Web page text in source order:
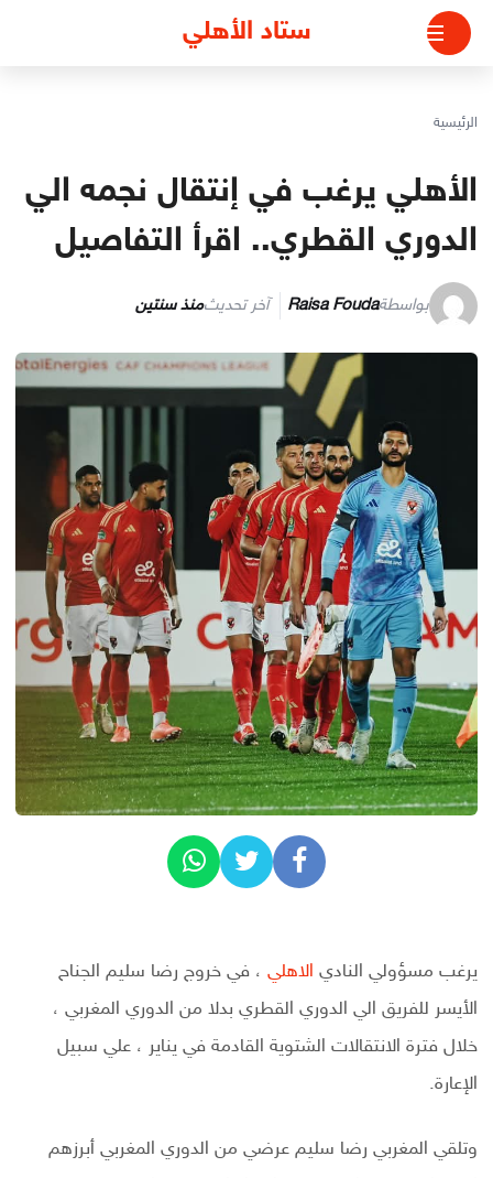
التجاوز
المحتوى
ستاد الأهلي
الرئيسية
الأهلي يرغب في إنتقال نجمه الي
الدوري القطري.. اقرأ التفاصيل
بواسطةRaisa Fouda آخر تحديثمنذ سنتين
يرغب مسؤولي النادي الاهلي ، في خروج رضا سليم الجناح
الأيسر للفريق الي الدوري القطري بدلا من الدوري المغربي ،
خلال فترة الانتقالات الشتوية القادمة في يناير ، علي سبيل
الإعارة.
وتلقي المغربي رضا سليم عرضي من الدوري المغربي أبرزهم